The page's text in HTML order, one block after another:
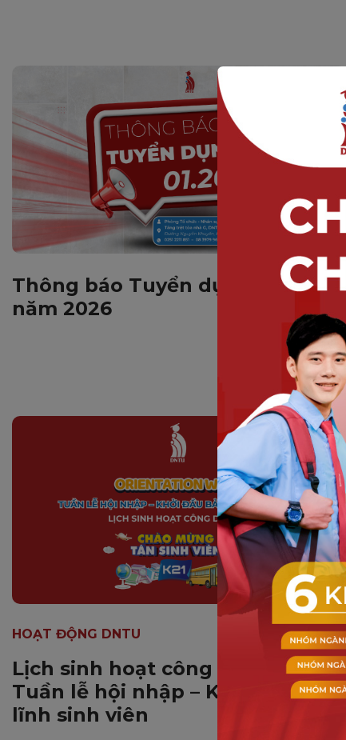
Thông báo Tuyển dụng tháng 01
năm 2026
HOẠT ĐỘNG DNTU
Lịch sinh hoạt công dân K21:
Tuần lễ hội nhập – Khởi đầu bản
lĩnh sinh viên